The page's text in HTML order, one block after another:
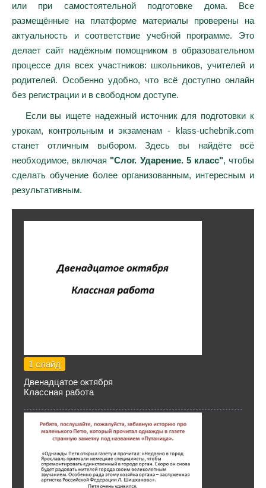
или при самостоятельной подготовке дома. Все
размещённые на платформе материалы проверены на
актуальность и соответствие учебной программе. Это
делает сайт надёжным помощником в образовательном
процессе для всех участников: школьников, учителей и
родителей. Особенно удобно, что всё доступно онлайн
без регистрации и в свободном доступе.
Если вы ищете надежный источник для подготовки к
урокам, контрольным и экзаменам - klass-uchebnik.com
станет отличным выбором. Здесь вы найдёте всё
необходимое, включая "Слог. Ударение. 5 класс", чтобы
сделать обучение более организованным, интересным и
результативным.
1 слайд
Двенадцатое октября
Классная работа